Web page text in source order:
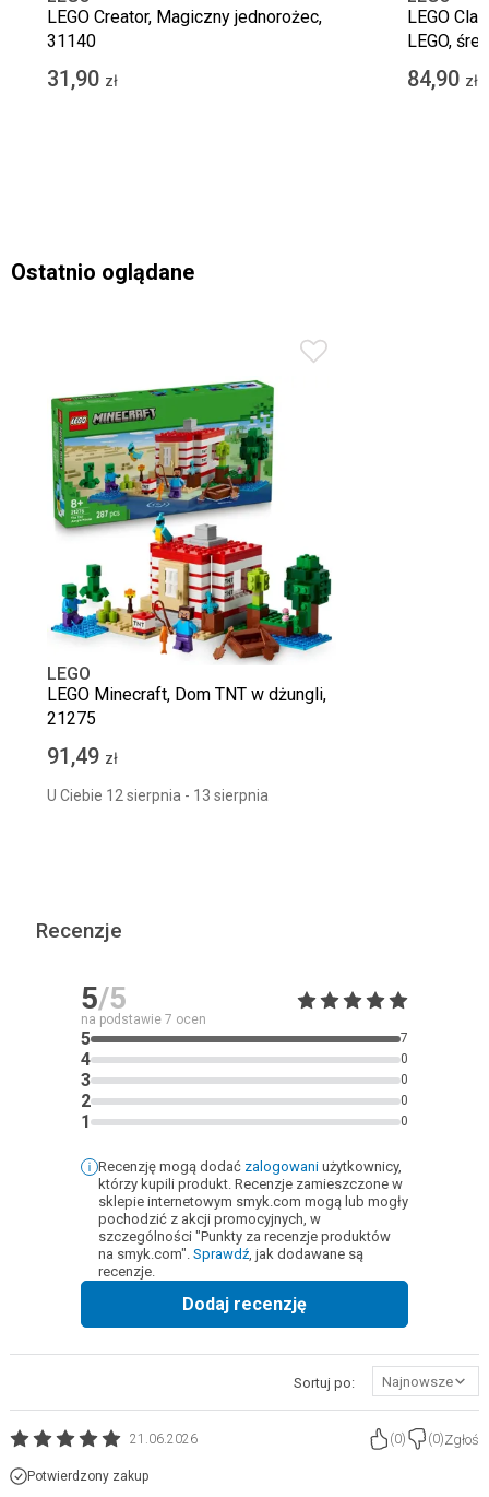
LEGO Creator, Magiczny jednorożec,
31140
31,90 zł
LEGO
LEGO,
84,90 zł
Ostatnio oglądane
LEGO
LEGO Minecraft, Dom TNT w dżungli,
21275
91,49 zł
U Ciebie 12 sierpnia - 13 sierpnia
Recenzje
5/5
na podstawie 7 ocen
5 7
4 0
3 0
2 0
1 0
Recenzję mogą dodać zalogowani użytkownicy,
którzy kupili produkt. Recenzje zamieszczone w
sklepie internetowym smyk.com mogą lub mogły
pochodzić z akcji promocyjnych, w
szczególności "Punkty za recenzje produktów
na smyk.com". Sprawdź, jak dodawane są
recenzje.
Dodaj recenzję
Sortuj po: Najnowsze
21.06.2026 (0) (0)Zgłoś
Potwierdzony zakup